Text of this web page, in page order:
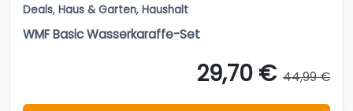
Deals, Haus & Garten, Haushalt
WMF Basic Wasserkaraffe-Set
29,70 € 44,99 €